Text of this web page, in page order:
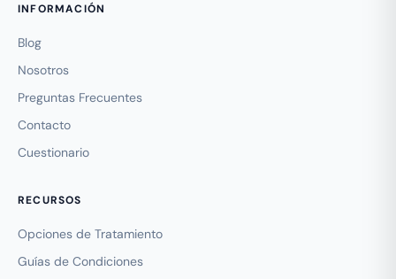
INFORMACIÓN
Blog
Nosotros
Preguntas Frecuentes
Contacto
Cuestionario
RECURSOS
Opciones de Tratamiento
Guías de Condiciones